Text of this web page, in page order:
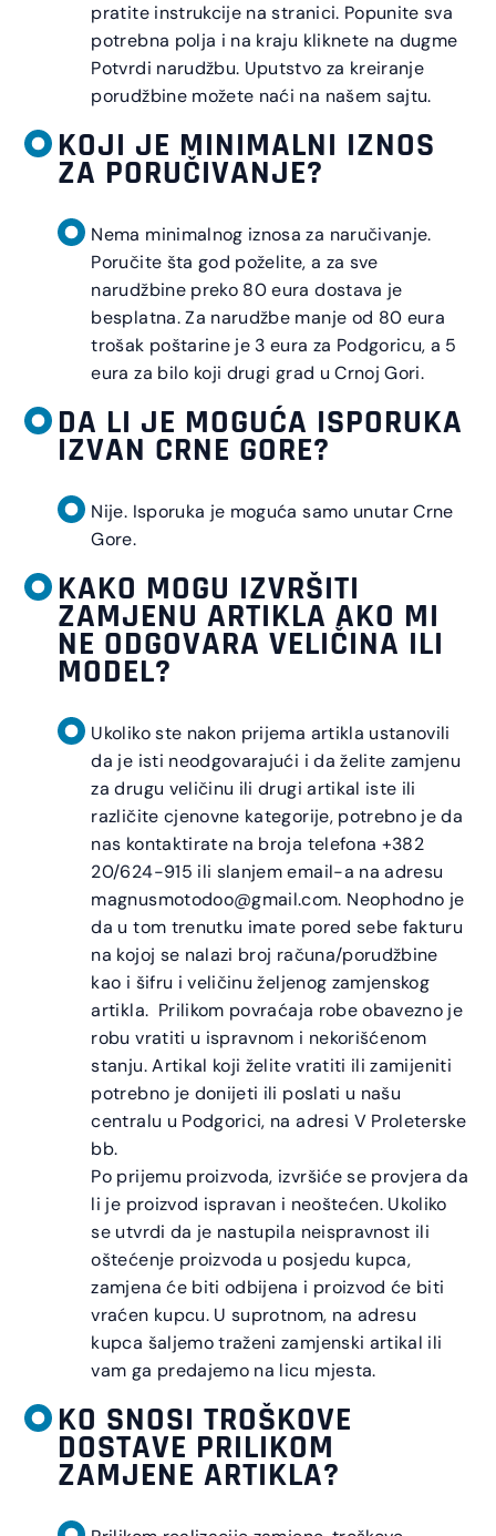
pratite instrukcije na stranici. Popunite sva
potrebna polja i na kraju kliknete na dugme
Potvrdi narudžbu. Uputstvo za kreiranje
porudžbine možete naći na našem sajtu.
KOJI JE MINIMALNI IZNOS
ZA PORUČIVANJE?
Nema minimalnog iznosa za naručivanje.
Poručite šta god poželite, a za sve
narudžbine preko 80 eura dostava je
besplatna. Za narudžbe manje od 80 eura
trošak poštarine je 3 eura za Podgoricu, a 5
eura za bilo koji drugi grad u Crnoj Gori.
DA LI JE MOGUĆA ISPORUKA
IZVAN CRNE GORE?
Nije. Isporuka je moguća samo unutar Crne
Gore.
KAKO MOGU IZVRŠITI
ZAMJENU ARTIKLA AKO MI
NE ODGOVARA VELIČINA ILI
MODEL?
Ukoliko ste nakon prijema artikla ustanovili
da je isti neodgovarajući i da želite zamjenu
za drugu veličinu ili drugi artikal iste ili
različite cjenovne kategorije, potrebno je da
nas kontaktirate na broja telefona +382
20/624-915 ili slanjem email-a na adresu
magnusmotodoo@gmail.com. Neophodno je
da u tom trenutku imate pored sebe fakturu
na kojoj se nalazi broj računa/porudžbine
kao i šifru i veličinu željenog zamjenskog
artikla. Prilikom povraćaja robe obavezno je
robu vratiti u ispravnom i nekorišćenom
stanju. Artikal koji želite vratiti ili zamijeniti
potrebno je donijeti ili poslati u našu
centralu u Podgorici, na adresi V Proleterske
bb.
Po prijemu proizvoda, izvršiće se provjera da
li je proizvod ispravan i neoštećen. Ukoliko
se utvrdi da je nastupila neispravnost ili
oštećenje proizvoda u posjedu kupca,
zamjena će biti odbijena i proizvod će biti
vraćen kupcu. U suprotnom, na adresu
kupca šaljemo traženi zamjenski artikal ili
vam ga predajemo na licu mjesta.
KO SNOSI TROŠKOVE
DOSTAVE PRILIKOM
ZAMJENE ARTIKLA?